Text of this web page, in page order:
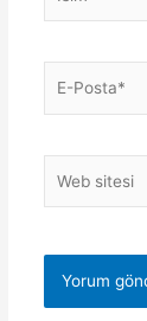
Posta*
sitesi